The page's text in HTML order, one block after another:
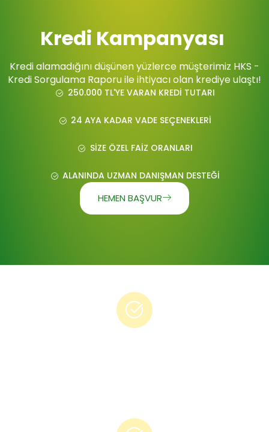
Kredi Kampanyası
Kredi alamadığını düşünen yüzlerce müşterimiz HKS -
Kredi Sorgulama Raporu ile ihtiyacı olan krediye ulaştı!
250.000 TL'YE VARAN KREDI TUTARI
24 AYA KADAR VADE SEÇENEKLERI
SIZE ÖZEL FAIZ ORANLARI
ALANINDA UZMAN DANIŞMAN DESTEĞI
HEMEN BAŞVUR